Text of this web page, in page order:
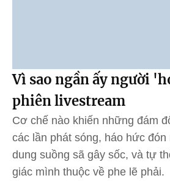
Vì sao ngần ấy người
phiên livestream
Cơ chế nào khiến những đám
các lần phát sóng, háo hức
dung suồng sã gây sốc, và tự
giác mình thuộc về phe lẽ phải.